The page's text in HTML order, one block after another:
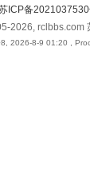
ICP备
2026, rclbbs.com
2026-8-9 01:20 ,